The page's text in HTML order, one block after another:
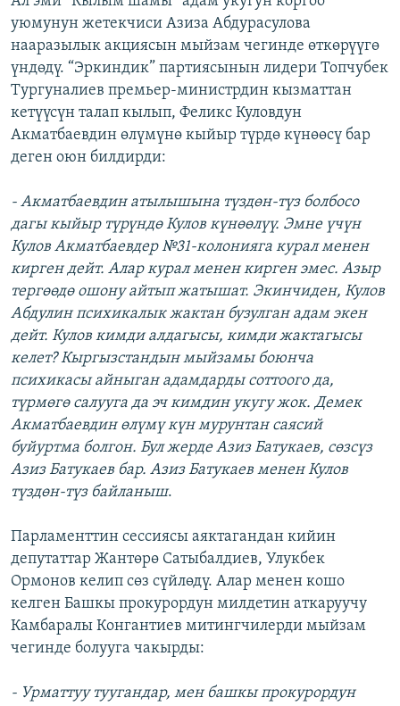
уюмунун жетекчиси Азиза Абдурасулова
нааразылык акциясын мыйзам чегинде өткөрүүгө
үндөдү. “Эркиндик” партиясынын лидери Топчубек
Тургуналиев премьер-министрдин кызматтан
кетүүсүн талап кылып, Феликс Куловдун
Акматбаевдин өлүмүнө кыйыр түрдө күнөөсү бар
деген оюн билдирди:
- Акматбаевдин атылышына түздөн-түз болбосо
дагы кыйыр түрүндө Кулов күнөөлүү. Эмне үчүн
Кулов Акматбаевдер №31-колонияга курал менен
кирген дейт. Алар курал менен кирген эмес. Азыр
тергөөдө ошону айтып жатышат. Экинчиден, Кулов
Абдулин психикалык жактан бузулган адам экен
дейт. Кулов кимди алдагысы, кимди жактагысы
келет? Кыргызстандын мыйзамы боюнча
психикасы айныган адамдарды соттоого да,
түрмөгө салууга да эч кимдин укугу жок. Демек
Акматбаевдин өлүмү күн мурунтан саясий
буйуртма болгон. Бул жерде Азиз Батукаев, сөзсүз
Азиз Батукаев бар. Азиз Батукаев менен Кулов
түздөн-түз байланыш.
Парламенттин сессиясы аяктагандан кийин
депутаттар Жантөрө Сатыбалдиев, Улукбек
Ормонов келип сөз сүйлөдү. Алар менен кошо
келген Башкы прокурордун милдетин аткаруучу
Камбаралы Конгантиев митингчилерди мыйзам
чегинде болууга чакырды:
- Урматтуу туугандар, мен башкы прокурордун